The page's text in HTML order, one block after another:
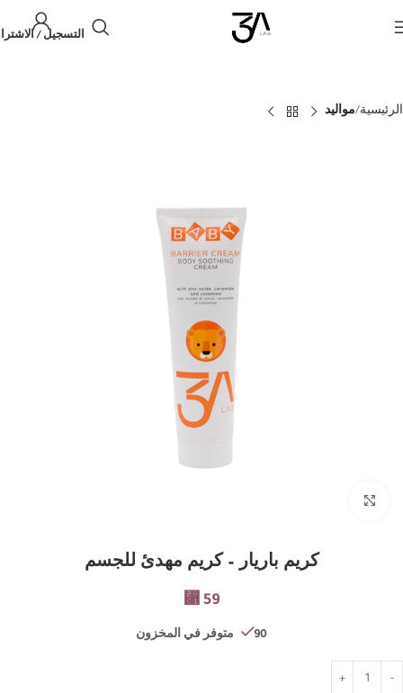
التسجيل /
الرئيسية مواليد
كريم باريار – كريم مهدئ للجسم
⃁ 59
90 متوفر في المخزون